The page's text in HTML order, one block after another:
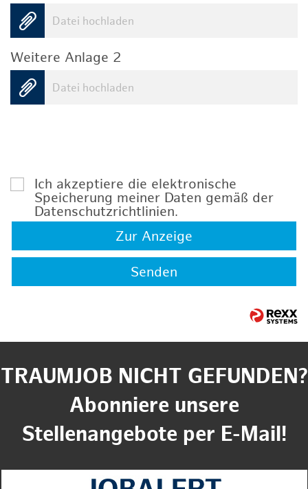
Datei hochladen
Weitere Anlage 2
Datei hochladen
Ich akzeptiere die elektronische
Speicherung meiner Daten gemäß der
Datenschutzrichtlinien.
Zur Anzeige
Senden
TRAUMJOB NICHT GEFUNDEN?
Abonniere unsere
Stellenangebote per E-Mail!